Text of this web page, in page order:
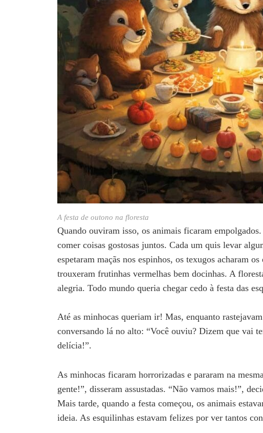
A festa de outono na floresta
Quando ouviram isso, os animais ficaram
comer coisas gostosas juntos. Cada um quis levar
espetaram maçãs nos espinhos, os texugos acharam
trouxeram frutinhas vermelhas bem docinhas. A
alegria. Todo mundo queria chegar cedo à festa das
Até as minhocas queriam ir! Mas, enquanto
conversando lá no alto: “Você ouviu? Dizem que vai
delícia!”.
As minhocas ficaram horrorizadas e pararam na
gente!”, disseram assustadas. “Não vamos mais!”,
Mais tarde, quando a festa começou, os animais
ideia. As esquilinhas estavam felizes por ver tantos